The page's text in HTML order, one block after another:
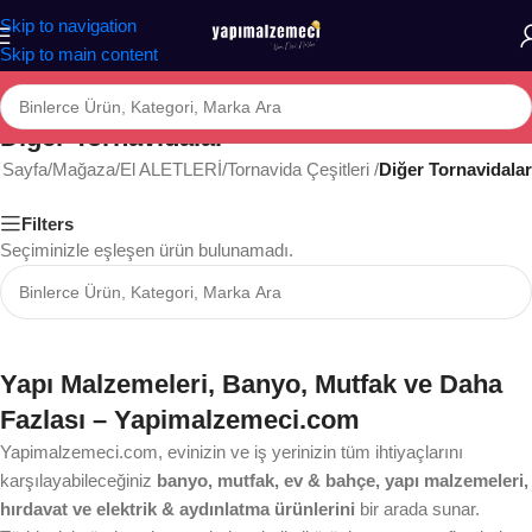
Skip to navigation
Skip to main content
Diğer Tornavidalar
/Mağaza/El ALETLERİ/Tornavida Çeşitleri /Diğer Tornavidalar
Filters
Seçiminizle eşleşen ürün bulunamadı.
Yapı Malzemeleri, Banyo, Mutfak ve Daha
Fazlası – Yapimalzemeci.com
Yapimalzemeci.com, evinizin ve iş yerinizin tüm ihtiyaçlarını
karşılayabileceğiniz banyo, mutfak, ev & bahçe, yapı malzemeleri,
hırdavat ve elektrik & aydınlatma ürünlerini bir arada sunar.